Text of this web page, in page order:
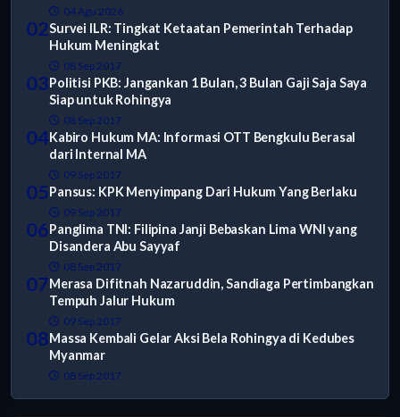
04 Agu 2026
02Survei ILR: Tingkat Ketaatan Pemerintah Terhadap
Hukum Meningkat
08 Sep 2017
03Politisi PKB: Jangankan 1 Bulan, 3 Bulan Gaji Saja Saya
Siap untuk Rohingya
08 Sep 2017
04Kabiro Hukum MA: Informasi OTT Bengkulu Berasal
dari Internal MA
09 Sep 2017
05Pansus: KPK Menyimpang Dari Hukum Yang Berlaku
09 Sep 2017
06Panglima TNI: Filipina Janji Bebaskan Lima WNI yang
Disandera Abu Sayyaf
08 Sep 2017
07Merasa Difitnah Nazaruddin, Sandiaga Pertimbangkan
Tempuh Jalur Hukum
09 Sep 2017
08Massa Kembali Gelar Aksi Bela Rohingya di Kedubes
Myanmar
08 Sep 2017